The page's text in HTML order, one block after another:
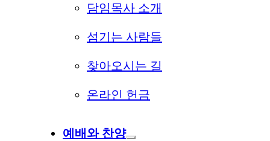
담임목사 소개
섬기는 사람들
찾아오시는 길
온라인 헌금
예배와 찬양